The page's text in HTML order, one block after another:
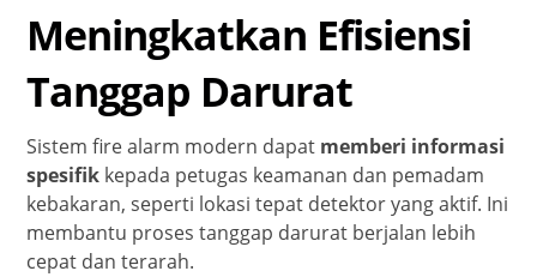
Meningkatkan Efisiensi
Tanggap Darurat
Sistem fire alarm modern dapat memberi informasi
spesifik kepada petugas keamanan dan pemadam
kebakaran, seperti lokasi tepat detektor yang aktif. Ini
membantu proses tanggap darurat berjalan lebih
cepat dan terarah.